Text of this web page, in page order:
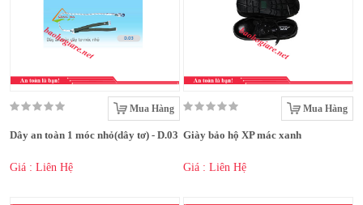
Mua Hàng
Dây an toàn 1 móc nhỏ(dây tơ) - D.03
Giá : Liên Hệ
Mua Hàng
Giày bảo hộ XP mác xanh
Giá : Liên Hệ